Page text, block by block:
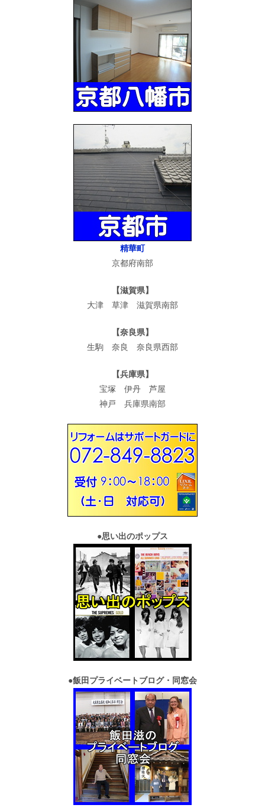
精華町
京都府南部
【滋賀県】
大津 草津 滋賀県南部
【奈良県】
生駒 奈良 奈良県西部
【兵庫県】
宝塚 伊丹 芦屋
神戸 兵庫県南部
●思い出のポップス
●飯田プライベートブログ・同窓会